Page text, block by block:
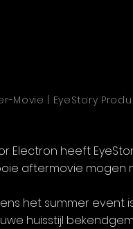
Movie | EyeStory
Electron heeft
aftermovie mogen
het summer event
huisstijl